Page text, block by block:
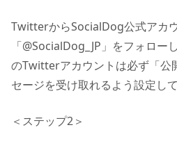
TwitterからSocialDog公式アカ
「@SocialDog_JP」をフォロ
のTwitterアカウントは必ず「公
セージを受け取れるよう設定して
＜ステップ2＞